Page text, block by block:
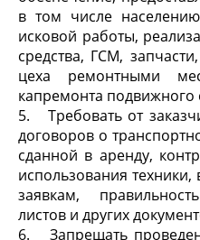
в том числе
исковой работы,
средства, ГСМ,
цеха ремонтными
капремонта подвижного
5. Требовать от
договоров о
сданной в аренду,
использования
заявкам,
листов и других
6. Запрещать